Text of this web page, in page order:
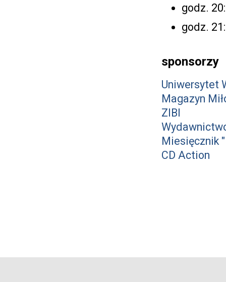
godz.
godz.
sponsorzy
Uniwersytet
Magazyn
ZIBI
Miesięcznik
CD Action